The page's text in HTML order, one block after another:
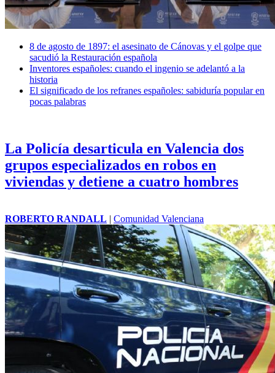
8 de agosto de 1897: el asesinato de Cánovas y el golpe que
sacudió la Restauración española
Inventores españoles: cuando el ingenio se adelantó a la
historia
El significado de los refranes españoles: sabiduría popular en
pocas palabras
La Policía desarticula en Valencia dos
grupos especializados en robos en
viviendas y detiene a cuatro hombres
ROBERTO RANDALL | Comunidad Valenciana